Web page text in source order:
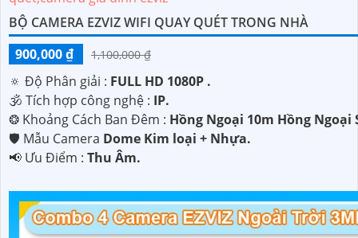
BỘ CAMERA EZVIZ WIFI QUAY QUÉT TRONG NHÀ
900,000 ₫
1,100,000 ₫
🔅 Độ Phân giải : FULL HD 1080P .
🕉️ Tích hợp công nghệ : IP.
❂ Khoảng Cách Ban Đêm : Hồng Ngoại 10m Hồng Ngoại
🛡 Mẫu Camera Dome Kim loại + Nhựa.
️📢 Ưu Điểm : Thu Âm.